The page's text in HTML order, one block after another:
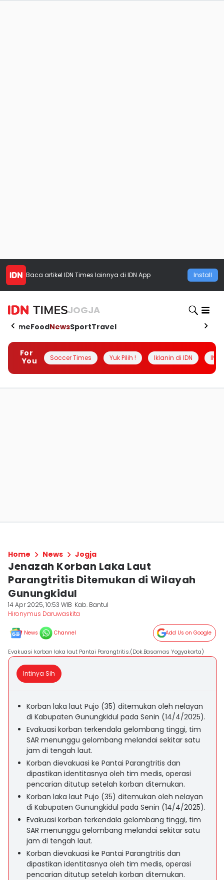
Baca artikel IDN Times lainnya di IDN App Install
JOGJA
HomeFoodNewsSportTravel
For
You
Soccer Times Yuk Pilih ! Iklanin di IDN
Home News Jogja
Jenazah Korban Laka Laut
Parangtritis Ditemukan di Wilayah
Gunungkidul
14 Apr 2025, 10:53 WIB Kab. Bantul
Hironymus Daruwaskita
News Channel Add Us on Google
Evakuasi korban laka laut Pantai Parangtritis.(Dok.Basarnas Yogyakarta)
Intinya Sih
Korban laka laut Pujo (35) ditemukan oleh nelayan
di Kabupaten Gunungkidul pada Senin (14/4/2025).
Evakuasi korban terkendala gelombang tinggi, tim
SAR menunggu gelombang melandai sekitar satu
jam di tengah laut.
Korban dievakuasi ke Pantai Parangtritis dan
dipastikan identitasnya oleh tim medis, operasi
pencarian ditutup setelah korban ditemukan.
Korban laka laut Pujo (35) ditemukan oleh nelayan
di Kabupaten Gunungkidul pada Senin (14/4/2025).
Evakuasi korban terkendala gelombang tinggi, tim
SAR menunggu gelombang melandai sekitar satu
jam di tengah laut.
Korban dievakuasi ke Pantai Parangtritis dan
dipastikan identitasnya oleh tim medis, operasi
pencarian ditutup setelah korban ditemukan.